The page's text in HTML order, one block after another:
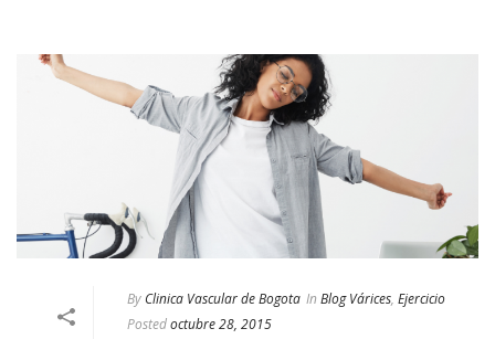
By Clinica Vascular de Bogota In Blog Várices, Ejercicio
Postedoctubre 28, 2015